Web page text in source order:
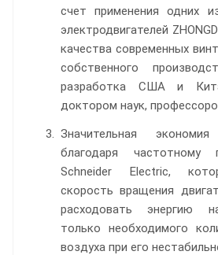
счет применения одних
электродвигателей
качества современных
собственного
разработка США и
доктором наук,
Значительная экономия
благодаря частотному
Schneider Electric,
скорость вращения
расходовать энергию
только необходимого
воздуха при его